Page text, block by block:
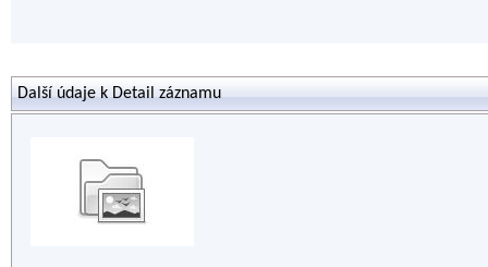
Další údaje k Detail záznamu